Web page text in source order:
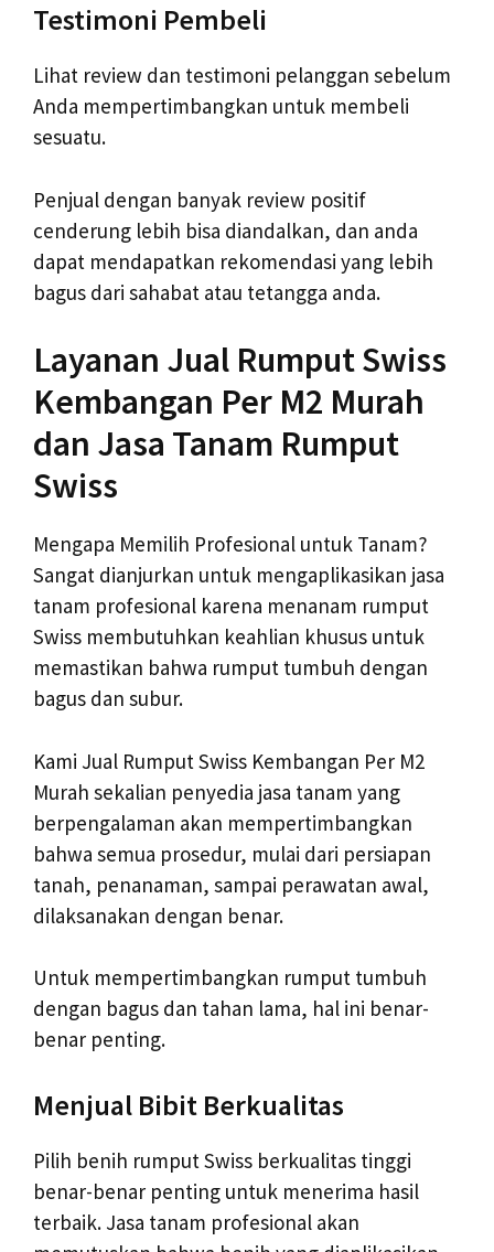
Testimoni Pembeli
Lihat review dan testimoni pelanggan sebelum
Anda mempertimbangkan untuk membeli
sesuatu.
Penjual dengan banyak review positif
cenderung lebih bisa diandalkan, dan anda
dapat mendapatkan rekomendasi yang lebih
bagus dari sahabat atau tetangga anda.
Layanan Jual Rumput Swiss
Kembangan Per M2 Murah
dan Jasa Tanam Rumput
Swiss
Mengapa Memilih Profesional untuk Tanam?
Sangat dianjurkan untuk mengaplikasikan jasa
tanam profesional karena menanam rumput
Swiss membutuhkan keahlian khusus untuk
memastikan bahwa rumput tumbuh dengan
bagus dan subur.
Kami Jual Rumput Swiss Kembangan Per M2
Murah sekalian penyedia jasa tanam yang
berpengalaman akan mempertimbangkan
bahwa semua prosedur, mulai dari persiapan
tanah, penanaman, sampai perawatan awal,
dilaksanakan dengan benar.
Untuk mempertimbangkan rumput tumbuh
dengan bagus dan tahan lama, hal ini benar-
benar penting.
Menjual Bibit Berkualitas
Pilih benih rumput Swiss berkualitas tinggi
benar-benar penting untuk menerima hasil
terbaik. Jasa tanam profesional akan